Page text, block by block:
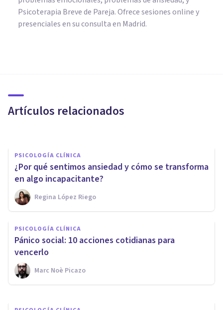
Psicoterapia Breve de Pareja. Ofrece sesiones online y
presenciales en su consulta en Madrid.
Artículos relacionados
y tratamiento
PSICOLOGÍA CLÍNICA
¿Por qué sentimos ansiedad y cómo se transforma
en algo incapacitante?
Regina López Riego
PSICOLOGÍA CLÍNICA
Pánico social: 10 acciones cotidianas para
vencerlo
Marc Noè Picazo
PSICOLOGÍA CLÍNICA
Ansiedad por el futuro: cómo
gestionar la preocupación ante
lo que pasará
Javier Ares Arranz